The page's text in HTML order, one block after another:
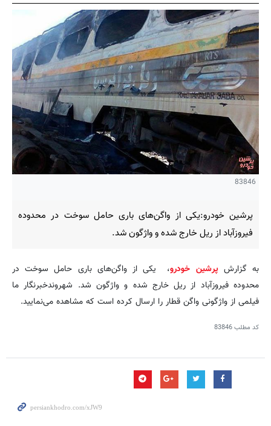
83846
پرشین خودرو:یکی از واگن‌های باری حامل سوخت در محدوده
فیروزآباد از ریل خارج شده و واژگون شد.
به گزارش پرشین خودرو، یکی از واگن‌های باری حامل سوخت در
محدوده فیروزآباد از ریل خارج شده و واژگون شد. شهروندخبرنگار ما
فیلمی از واژگونی واگن قطار را ارسال کرده است که مشاهده می‌نمایید.
کد مطلب83846